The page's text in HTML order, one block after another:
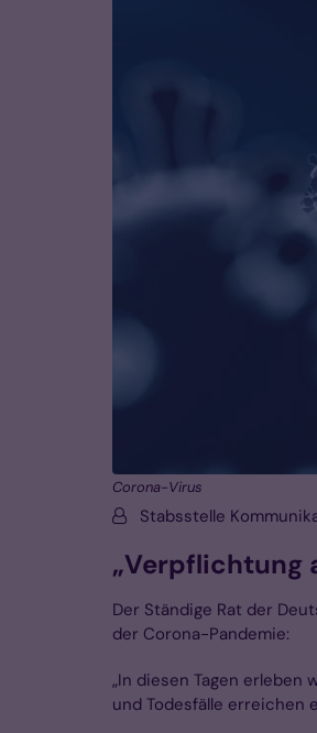
Corona-Virus
Von:Stabsstelle
„Verpflichtung
Der Ständige Rat der
der Corona-Pandemie:
„In diesen Tagen
und Todesfälle erreichen